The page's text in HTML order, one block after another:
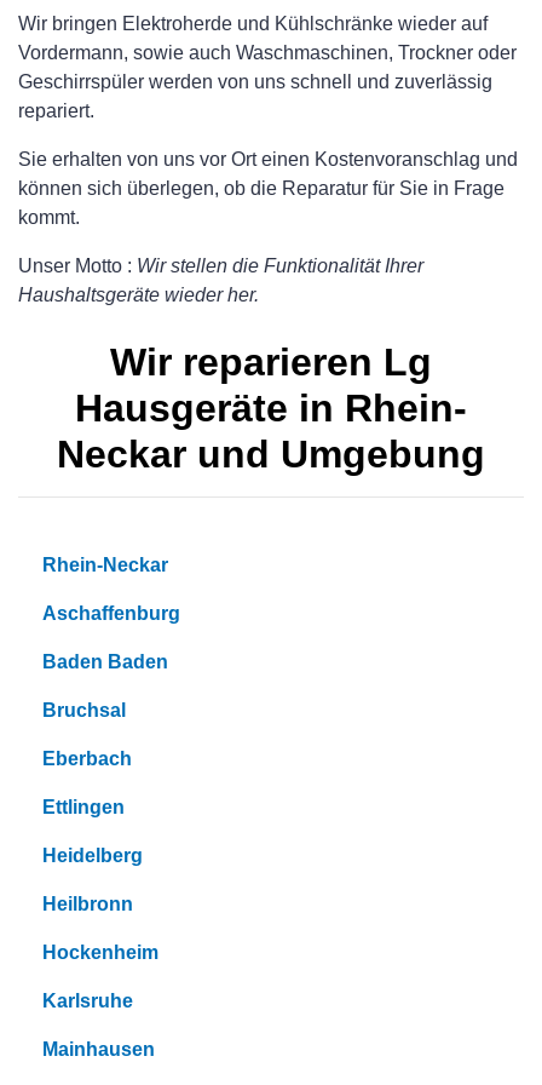
Wir bringen Elektroherde und Kühlschränke wieder auf
Vordermann, sowie auch Waschmaschinen, Trockner oder
Geschirrspüler werden von uns schnell und zuverlässig
repariert.
Sie erhalten von uns vor Ort einen Kostenvoranschlag und
können sich überlegen, ob die Reparatur für Sie in Frage
kommt.
Unser Motto : Wir stellen die Funktionalität Ihrer
Haushaltsgeräte wieder her.
Wir reparieren Lg
Hausgeräte in Rhein-
Neckar und Umgebung
Rhein-Neckar
Aschaffenburg
Baden Baden
Bruchsal
Eberbach
Ettlingen
Heidelberg
Heilbronn
Hockenheim
Karlsruhe
Mainhausen